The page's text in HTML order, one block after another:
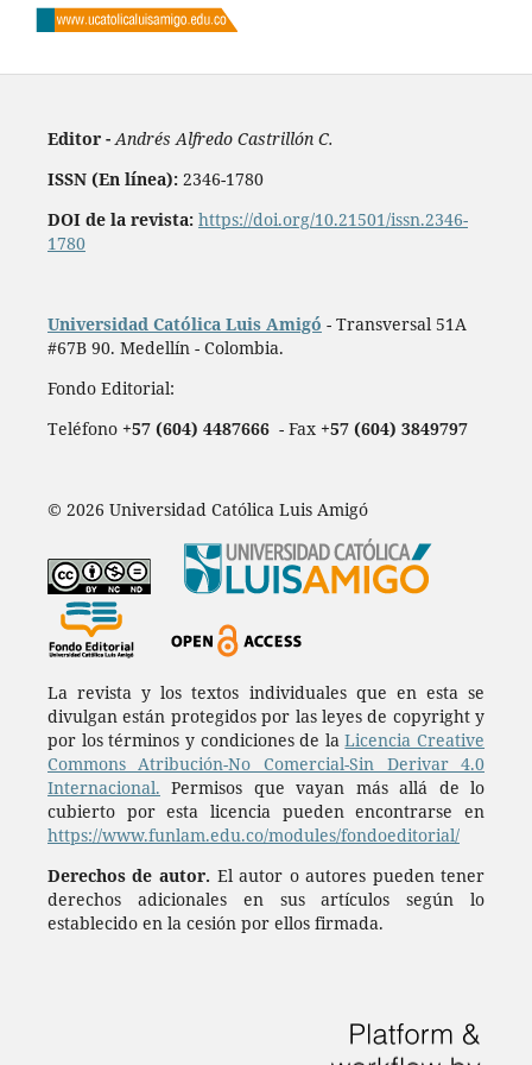
Editor - Andrés Alfredo Castrillón C.
ISSN (En línea): 2346-1780
DOI de la revista: https://doi.org/10.21501/issn.2346-
1780
Universidad Católica Luis Amigó - Transversal 51A
#67B 90. Medellín - Colombia.
Fondo Editorial:
Teléfono +57 (604) 4487666- Fax +57 (604) 3849797
© 2026 Universidad Católica Luis Amigó
La revista y los textos individuales que en esta se
divulgan están protegidos por las leyes de copyright y
por los términos y condiciones de laLicencia Creative
Commons Atribución-No Comercial-Sin Derivar 4.0
Internacional. Permisos que vayan más allá de lo
cubierto por esta licencia pueden encontrarse en
https://www.funlam.edu.co/modules/fondoeditorial/
Derechos de autor. El autor o autores pueden tener
derechos adicionales en sus artículos según lo
establecido en la cesión por ellos firmada.